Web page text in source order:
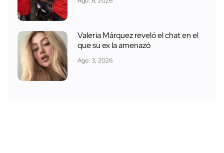
Valeria Márquez reveló el chat en el
que su ex la amenazó
Ago. 3, 2026